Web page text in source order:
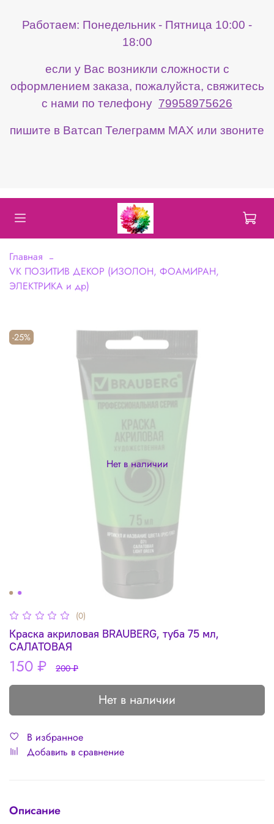
Работаем: Понедельник - Пятница 10:00 -
18:00
если у Вас возникли сложности с
оформлением заказа, пожалуйста, свяжитесь
с нами по телефону 79958975626
пишите в Ватсап Телеграмм МАХ или звоните
Главная
VK ПОЗИТИВ ДЕКОР (ИЗОЛОН, ФОАМИРАН,
ЭЛЕКТРИКА и др)
Нет в наличии
-25%
(0)
Краска акриловая BRAUBERG, туба 75 мл,
САЛАТОВАЯ
150 ₽ 200 ₽
Нет в наличии
В избранное
Добавить в сравнение
Описание